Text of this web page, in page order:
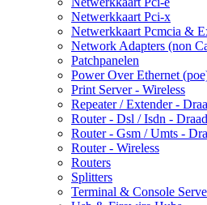
Netwerkkaart Pci-x
Netwerkkaart Pcmcia &
Network Adapters (non
Patchpanelen
Power Over Ethernet
Print Server - Wireless
Repeater / Extender -
Router - Dsl / Isdn -
Router - Gsm / Umts -
Router - Wireless
Routers
Splitters
Terminal & Console